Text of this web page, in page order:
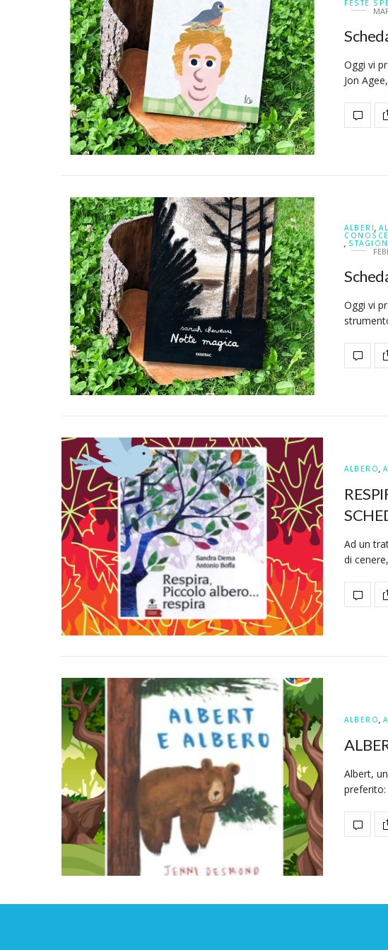
FESTE
Oggi vi
Jon
ALBERI,
,
Oggi vi
ALBERO,
Ad un
di
ALBERO,
Albert,